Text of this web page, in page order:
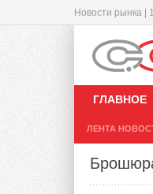
Новости рынка |
ГЛАВНОЕ
ЛЕНТА
Новости